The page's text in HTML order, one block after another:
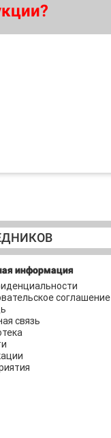
информация
соглашение
связь